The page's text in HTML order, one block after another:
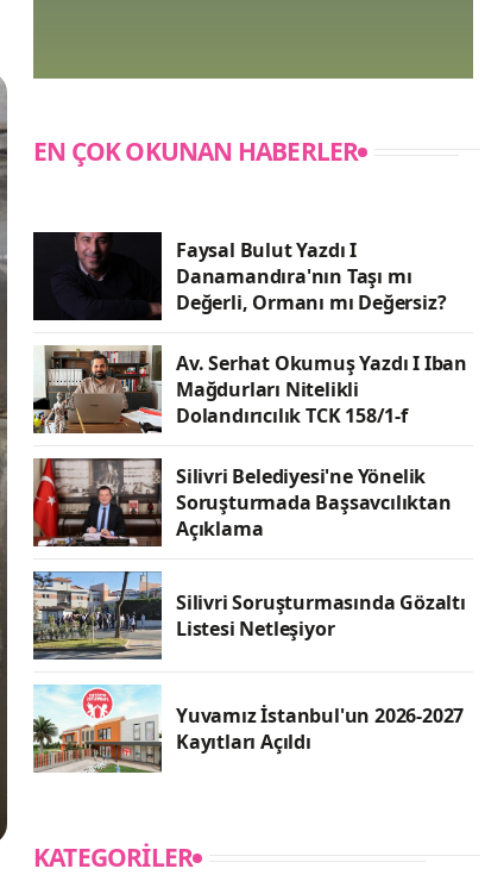
EN ÇOK OKUNAN HABERLER
Faysal Bulut Yazdı I
Danamandıra'nın Taşı mı
Değerli, Ormanı mı Değersiz?
Av. Serhat Okumuş Yazdı I Iban
Mağdurları Nitelikli
Dolandırıcılık TCK 158/1-f
Silivri Belediyesi'ne Yönelik
Soruşturmada Başsavcılıktan
Açıklama
Silivri Soruşturmasında Gözaltı
Listesi Netleşiyor
Yuvamız İstanbul'un 2026-2027
Kayıtları Açıldı
KATEGORILER